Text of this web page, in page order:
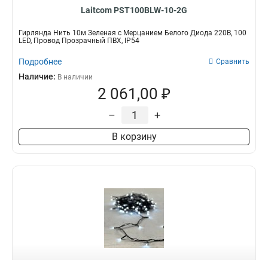
Laitcom PST100BLW-10-2G
Гирлянда Нить 10м Зеленая с Мерцанием Белого Диода 220В, 100
LED, Провод Прозрачный ПВХ, IP54
Подробнее Сравнить
Наличие: В наличии
2 061,00 ₽
– +
В корзину